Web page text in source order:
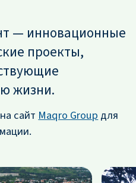
— инновационные
проекты,
жизни.
сайтMaqro Groupдля